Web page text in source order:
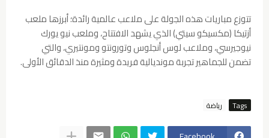
تتوزع مباريات هذه الجولة على ملاعب عالمية رائدة؛ أبرزها ملعب
أزتيكا (مكسيكو سيتي) الذي يشهد الافتتاح، وملعب نيو يورك
نيوجيرسي، وملاعب لوس أنجلوس وتورونتو ومونتيري، والتي
تضمن للجماهير تجربة مونديالية فريدة ومثيرة منذ الدقائق الأولى.
Tags رياضة